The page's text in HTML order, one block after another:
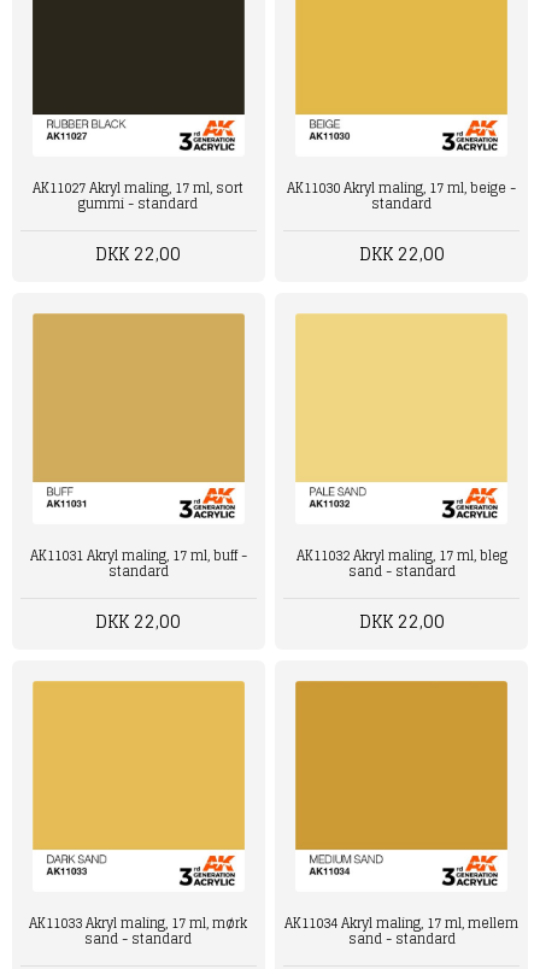
AK11027 Akryl maling, 17 ml, sort
gummi - standard
DKK 22,00
AK11030 Akryl maling, 17 ml, beige -
standard
DKK 22,00
AK11031 Akryl maling, 17 ml, buff -
standard
DKK 22,00
AK11032 Akryl maling, 17 ml, bleg
sand - standard
DKK 22,00
AK11033 Akryl maling, 17 ml, mørk
sand - standard
AK11034 Akryl maling, 17 ml, mellem
sand - standard